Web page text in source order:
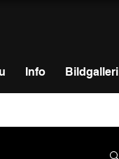
Info Bildgalleri